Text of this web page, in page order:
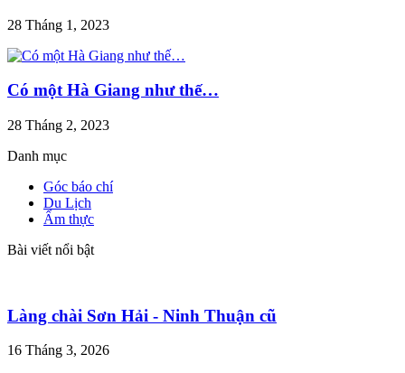
28 Tháng 1, 2023
Có một Hà Giang như thế…
28 Tháng 2, 2023
Danh mục
Góc báo chí
Du Lịch
Ẩm thực
Bài viết nổi bật
Làng chài Sơn Hải - Ninh Thuận cũ
16 Tháng 3, 2026